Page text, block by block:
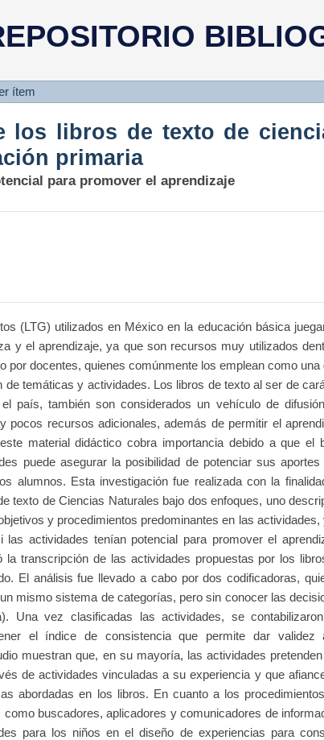
los libros de texto de
ítem
los libros de texto de
primaria
para promover el aprendizaje
(LTG) utilizados en México en la educación básica
y el aprendizaje, ya que son recursos muy utilizados
por docentes, quienes comúnmente los emplean como una
de temáticas y actividades. Los libros de texto al ser de
país, también son considerados un vehículo de
pocos recursos adicionales, además de permitir el
material didáctico cobra importancia debido a que el
puede asegurar la posibilidad de potenciar sus
alumnos. Esta investigación fue realizada con la
texto de Ciencias Naturales bajo dos enfoques, uno
y procedimientos predominantes en las actividades,
actividades tenían potencial para promover el
la transcripción de las actividades propuestas por los
El análisis fue llevado a cabo por dos codificadoras,
mismo sistema de categorías, pero sin conocer las
Una vez clasificadas las actividades, se
el índice de consistencia que permite dar validez
muestran que, en su mayoría, las actividades
de actividades vinculadas a su experiencia y que
abordadas en los libros. En cuanto a los
buscadores, aplicadores y comunicadores de
para los niños en el diseño de experiencias para